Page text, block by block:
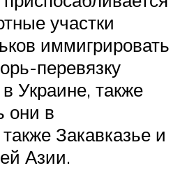
участки
иммигрировать
перевязку
Украине, также
они в
Закавказье и
Азии.